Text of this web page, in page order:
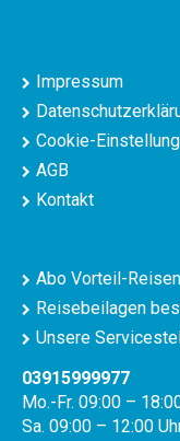
Impressum
Cookie-
AGB
Kontakt
Abo Vorteil-Reisen
Reisebeilagen
Unsere
03915999977
Mo.-Fr. 09:00 –
Sa. 09:00 – 12:00